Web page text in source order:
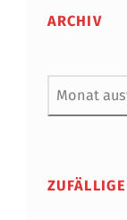
ARCHIV
Archiv